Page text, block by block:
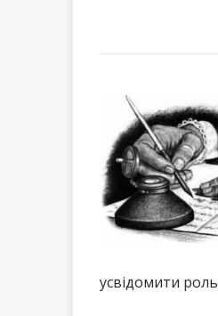
усвідомити роль